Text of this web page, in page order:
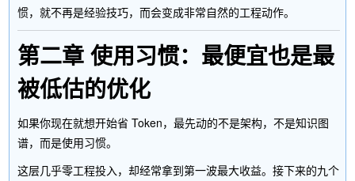
惯，就不再是经验技巧，而会变成非常自然的工程动作。
第二章 使用习惯：最便宜也是最
被低估的优化
如果你现在就想开始省 Token，最先动的不是架构，不是知识图
谱，而是使用习惯。
这层几乎零工程投入，却经常拿到第一波最大收益。接下来的九个